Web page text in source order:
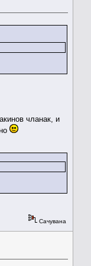
чланак, и
Сачувана